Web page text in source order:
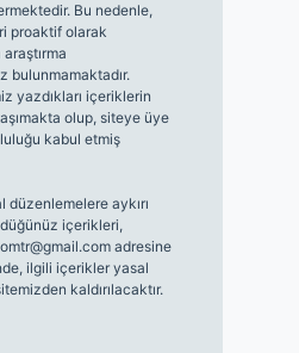
Bu nedenle,
proaktif olarak
bulunmamaktadır.
yazdıkları içeriklerin
olup, siteye üye
kabul etmiş
düzenlemelere aykırı
içerikleri,
adresine
ilgili içerikler yasal
kaldırılacaktır.